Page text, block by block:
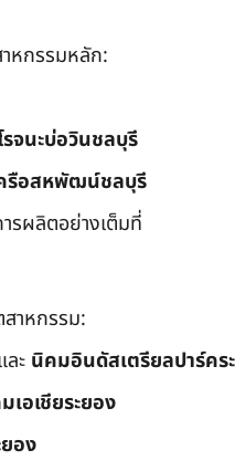
าหกรรมหลัก:
จนะบ่อวินชลบุรี
รือสหพัฒน์ชลบุรี
รผลิตอย่างเต็มที่
าหกรรม:
ละ นิคมอินดัสเตรียลปาร์คร
เอเชียระยอง
อง